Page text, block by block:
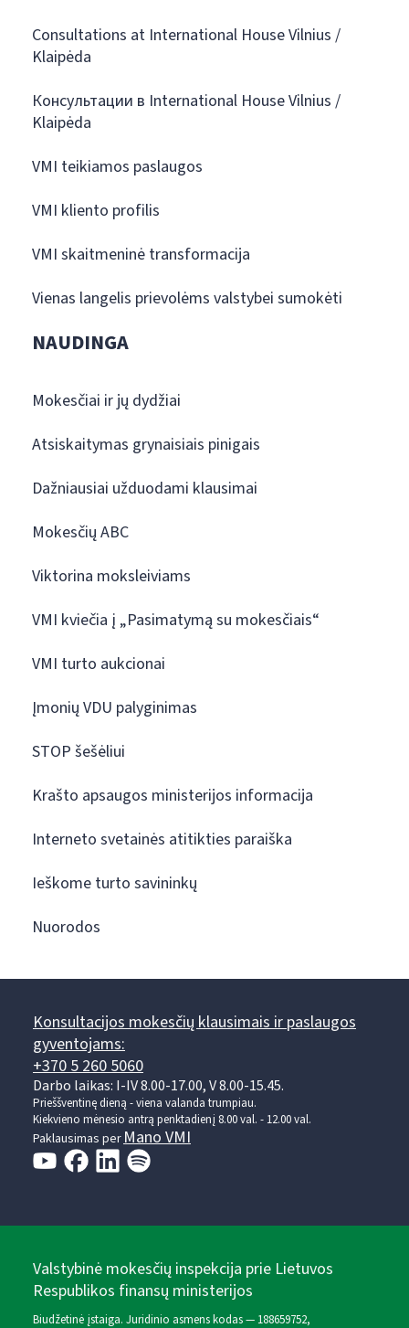
Consultations at International House Vilnius /
Klaipėda
Консультации в International House Vilnius /
Klaipėda
VMI teikiamos paslaugos
VMI kliento profilis
VMI skaitmeninė transformacija
Vienas langelis prievolėms valstybei sumokėti
NAUDINGA
Mokesčiai ir jų dydžiai
Atsiskaitymas grynaisiais pinigais
Dažniausiai užduodami klausimai
Mokesčių ABC
Viktorina moksleiviams
VMI kviečia į „Pasimatymą su mokesčiais“
VMI turto aukcionai
Įmonių VDU palyginimas
STOP šešėliui
Krašto apsaugos ministerijos informacija
Interneto svetainės atitikties paraiška
Ieškome turto savininkų
Nuorodos
Konsultacijos mokesčių klausimais ir paslaugos
gyventojams:
+370 5 260 5060
Darbo laikas: I-IV 8.00-17.00, V 8.00-15.45.
Prieššventinę dieną - viena valanda trumpiau.
Kiekvieno mėnesio antrą penktadienį 8.00 val. - 12.00 val.
Paklausimas perMano VMI
Valstybinė mokesčių inspekcija prie Lietuvos
Respublikos finansų ministerijos
Biudžetinė įstaiga. Juridinio asmens kodas — 188659752,